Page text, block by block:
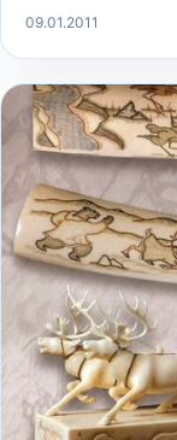
09.01.2011